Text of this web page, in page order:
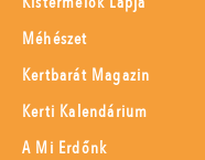
Méhészet
Kertbarát Magazin
Kerti Kalendárium
A Mi Erdőnk